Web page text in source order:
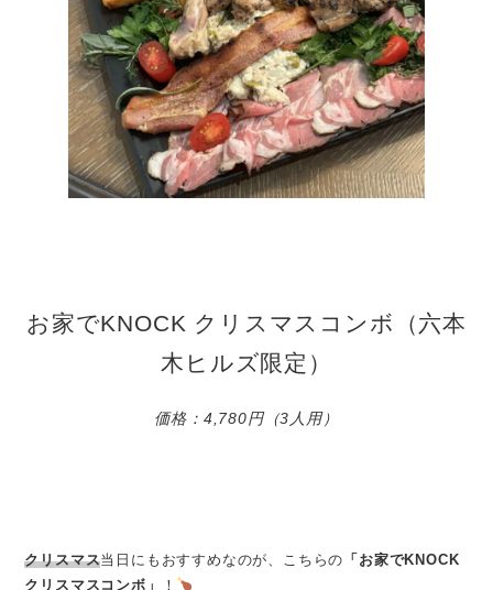
お家でKNOCK クリスマスコンボ（六本
木ヒルズ限定）
価格：4,780円（3人用）
クリスマス当日にもおすすめなのが、こちらの 「お家でKNOCK
クリスマスコンボ」
！